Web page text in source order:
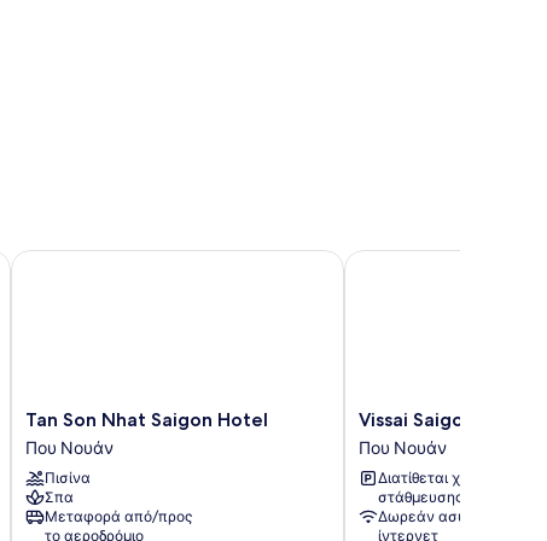
Tan
Son
Nhat
Saigon
Hotel
Που
Tan Son Nhat Saigon Hotel
Που Νουάν
Πισίνα
Σπα
Μεταφορά από/προς
το αεροδρόμιο
Tan Son Nhat Saigon Hotel
Vissai
Saigon
Hotel
Που
Νουάν
Vissai Saigon Hotel
Που Νουάν
Διατίθεται χώρος
στάθμευσης
Δωρεάν ασύρματο
ίντερνετ
Vissai Saigon Hotel